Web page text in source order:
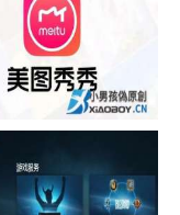
片换背景